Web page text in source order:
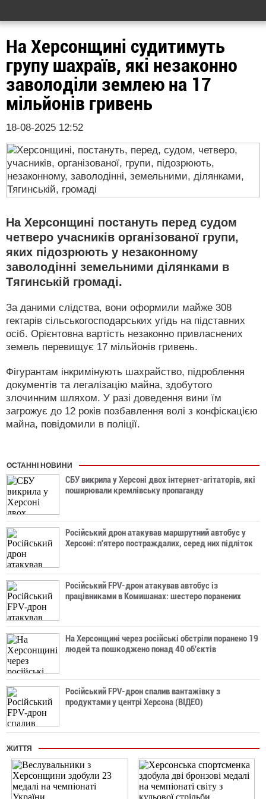
На Херсонщині судитимуть
групу шахраїв, які незаконно
заволоділи землею на 17
мільйонів гривень
18-08-2025 12:52
На Херсонщині постануть перед судом
четверо учасників організованої групи,
яких підозрюють у незаконному
заволодінні земельними ділянками в
Тягинській громаді.
За даними слідства, вони оформили майже 308
гектарів сільськогосподарських угідь на підставних
осіб. Орієнтовна вартість незаконно привласнених
земель перевищує 17 мільйонів гривень.
Фігурантам інкримінують шахрайство, підроблення
документів та легалізацію майна, здобутого
злочинним шляхом. У разі доведення вини їм
загрожує до 12 років позбавлення волі з конфіскацією
майна, повідомили в поліції.
ОСТАННІ НОВИНИ
СБУ викрила у Херсоні двох інтернет-агітаторів, які
поширювали кремлівську пропаганду
Російський дрон атакував маршрутний автобус у
Херсоні: п'ятеро постраждалих, серед них підліток
Російський FPV-дрон атакував автобус із
працівниками в Комишанах: шестеро поранених
На Херсонщині через російські обстріли поранено 19
людей та пошкоджено понад 40 об'єктів
Російський FPV-дрон спалив вантажівку з
продуктами у центрі Херсона (ВІДЕО)
ЖИТТЯ